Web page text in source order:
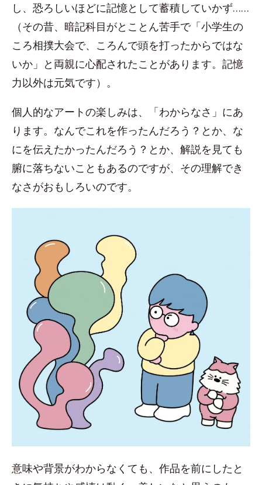
し、恐ろしいほどに記憶として蓄積していかず……
（その昔、暗記科目がとことん苦手で「小学生の
ころ相撲大会で、ころんで頭を打ったからではな
いか」と両親に心配されたことがあります。記憶
力以外は元気です）。
個人的なアートの楽しみは、「わからなさ」にあ
ります。なんでこれを作ったんだろう？とか、な
にを伝えたかったんだろう？とか、解説を見ても
腑に落ちないこともあるのですが、その理解でき
なさがおもしろいのです。
意味や背景がわからなくても、作品を前にしたと